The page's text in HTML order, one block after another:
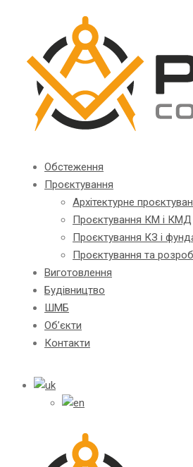
Обстеження
Проєктування
Архітектурне
Проєктування КМ і КМД
Проєктування КЗ і
Проєктування та
Виготовлення
Будівництво
ШМБ
Об’єкти
Контакти